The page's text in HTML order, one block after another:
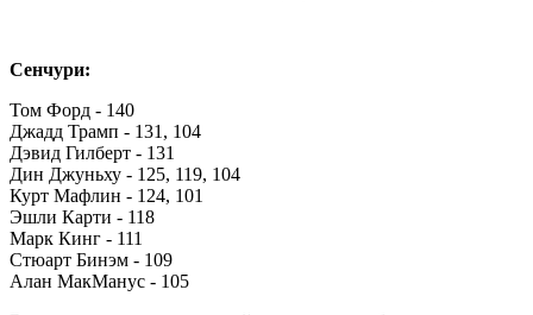
Сенчури:
Том Форд - 140
Джадд Трамп - 131, 104
Дэвид Гилберт - 131
Дин Джуньху - 125, 119, 104
Курт Мафлин - 124, 101
Эшли Карти - 118
Марк Кинг - 111
Стюарт Бинэм - 109
Алан МакМанус - 105